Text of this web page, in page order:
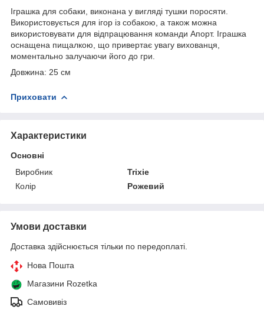
Іграшка для собаки, виконана у вигляді тушки поросяти.
Використовується для ігор із собакою, а також можна
використовувати для відпрацювання команди Апорт. Іграшка
оснащена пищалкою, що привертає увагу вихованця,
моментально залучаючи його до гри.
Довжина: 25 см
Приховати
Характеристики
Основні
Виробник
Trixie
Колір
Рожевий
Умови доставки
Доставка здійснюється тільки по передоплаті.
Нова Пошта
Магазини Rozetka
Самовивіз